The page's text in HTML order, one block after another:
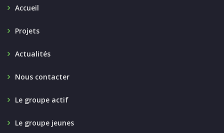
Accueil
Projets
Actualités
Nous contacter
Le groupe actif
Le groupe jeunes